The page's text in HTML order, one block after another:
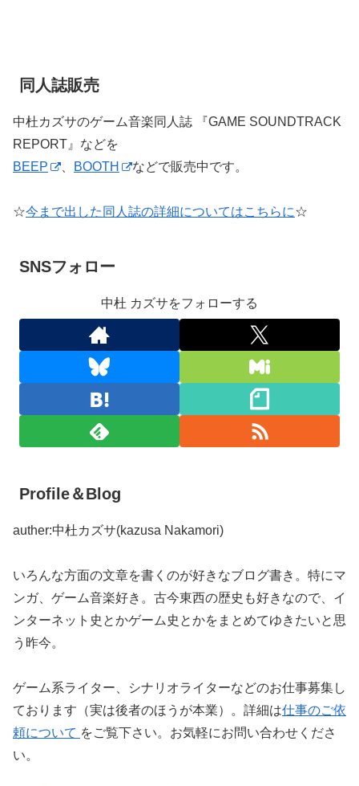
同人誌販売
中杜カズサのゲーム音楽同人誌 『GAME SOUNDTRACK
REPORT』などを
BEEP
BOOTH などで販売中です。
☆今まで出した同人誌の詳細についてはこちらに☆
SNSフォロー
中杜 カズサをフォローする
Profile＆Blog
auther:中杜カズサ(kazusa Nakamori)
いろんな方面の文章を書くのが好きなブログ書き。特にマ
ンガ、ゲーム音楽好き。古今東西の歴史も好きなので、イ
ンターネット史とかゲーム史とかをまとめてゆきたいと思
う昨今。
ゲーム系ライター、シナリオライターなどのお仕事募集し
ております（実は後者のほうが本業）。詳細は仕事のご依
頼について をご覧下さい。お気軽にお問い合わせくださ
い。